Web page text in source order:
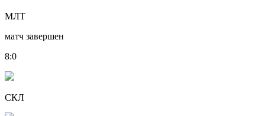
МЛТ
матч завершен
8:0
СКЛ